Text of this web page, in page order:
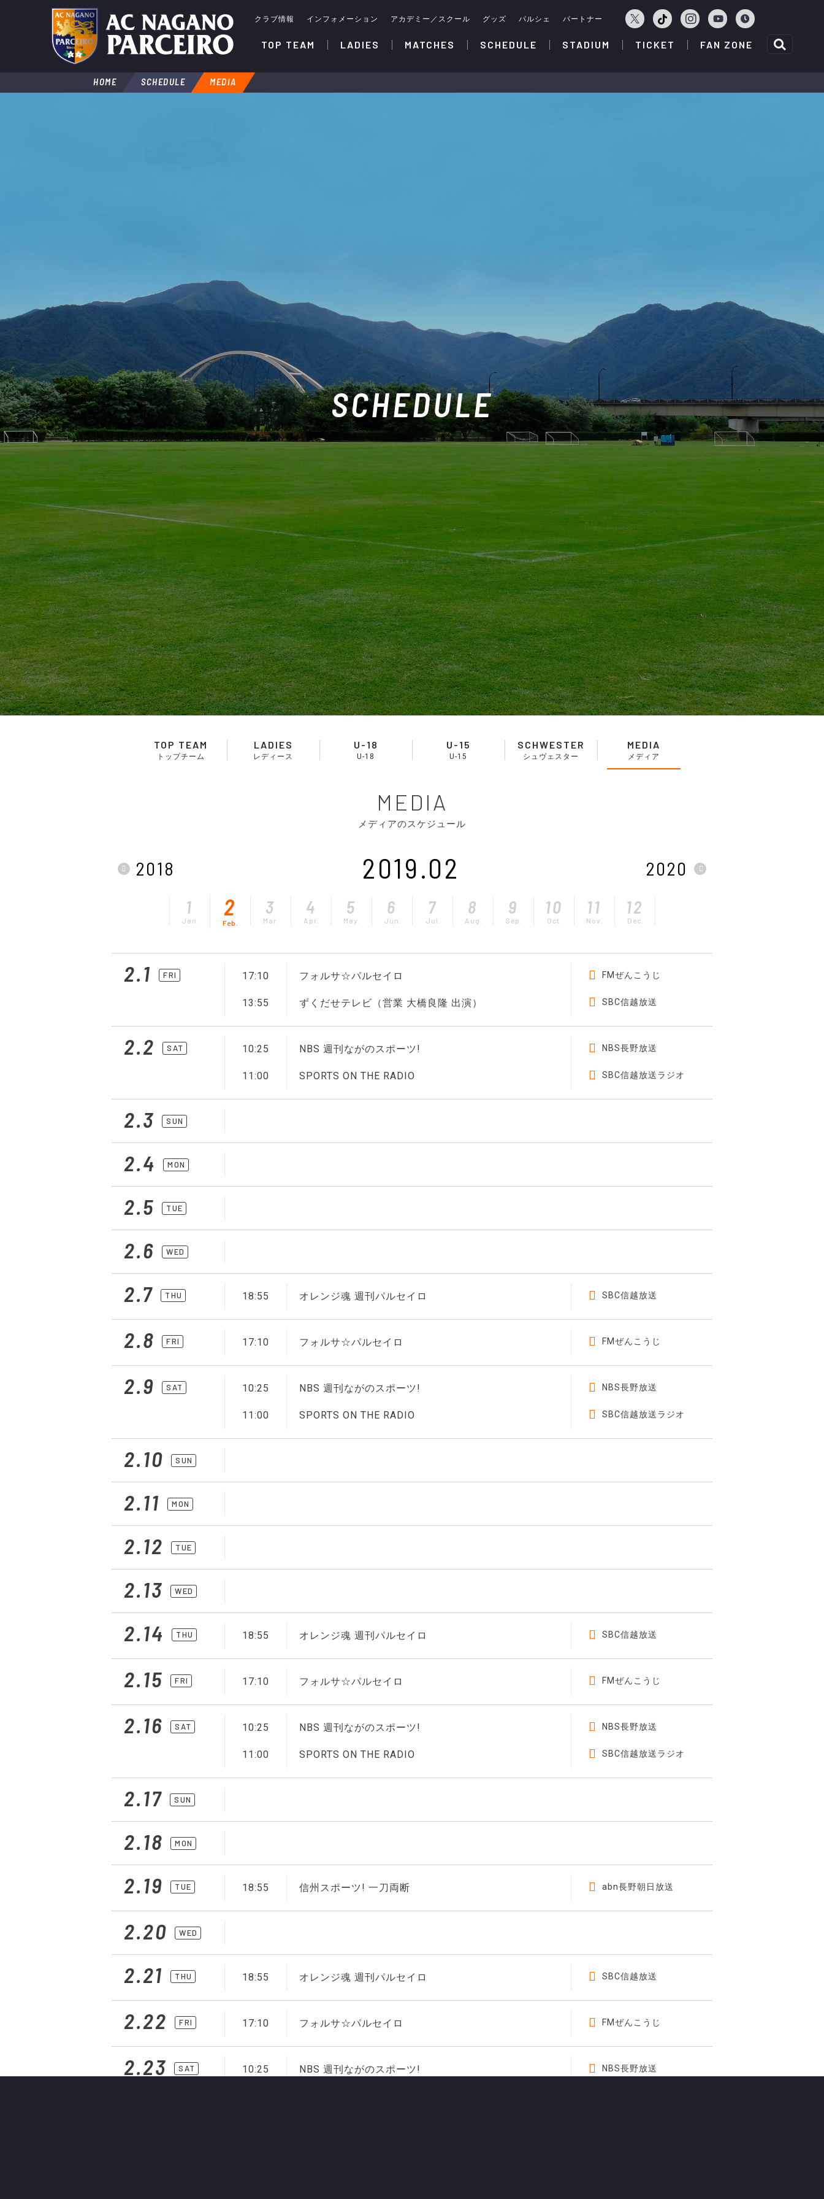
クラブ情報 インフォメーション アカデミー／スクール グッズ パルシェ パートナー
TOP TEAM LADIES MATCHES SCHEDULE STADIUM TICKET FAN ZONE
HOME SCHEDULE MEDIA
SCHEDULE
TOP TEAM
トップチーム
LADIES
レディース
U-18
U-18
U-15
U-15
SCHWESTER
シュヴェスター
MEDIA
メディア
MEDIA
メディアのスケジュール
2018 2019.02 2020
1
Jan.
2
Feb.
3
Mar.
4
Apr.
5
May.
6
Jun.
7
Jul.
8
Aug.
9
Sep.
10
Oct.
11
Nov.
12
Dec.
2.1 FRI 17:10 フォルサ☆パルセイロ FMぜんこうじ
13:55 ずくだせテレビ（営業 大橋良隆 出演） SBC信越放送
2.2 SAT 10:25 NBS 週刊ながのスポーツ! NBS長野放送
11:00 SPORTS ON THE RADIO SBC信越放送ラジオ
2.3 SUN
2.4 MON
2.5 TUE
2.6 WED
2.7 THU 18:55 オレンジ魂 週刊パルセイロ SBC信越放送
2.8 FRI 17:10 フォルサ☆パルセイロ FMぜんこうじ
2.9 SAT 10:25 NBS 週刊ながのスポーツ! NBS長野放送
11:00 SPORTS ON THE RADIO SBC信越放送ラジオ
2.10 SUN
2.11 MON
2.12 TUE
2.13 WED
2.14 THU 18:55 オレンジ魂 週刊パルセイロ SBC信越放送
2.15 FRI 17:10 フォルサ☆パルセイロ FMぜんこうじ
2.16 SAT 10:25 NBS 週刊ながのスポーツ! NBS長野放送
11:00 SPORTS ON THE RADIO SBC信越放送ラジオ
2.17 SUN
2.18 MON
2.19 TUE 18:55 信州スポーツ! 一刀両断 abn長野朝日放送
2.20 WED
2.21 THU 18:55 オレンジ魂 週刊パルセイロ SBC信越放送
2.22 FRI 17:10 フォルサ☆パルセイロ FMぜんこうじ
2.23 SAT 10:25 NBS 週刊ながのスポーツ! NBS長野放送